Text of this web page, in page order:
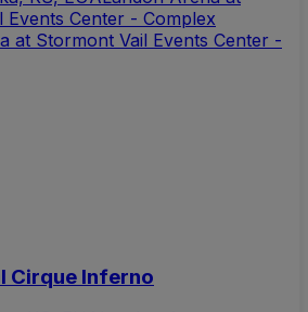
Events Center - Complex
at Stormont Vail Events Center -
Cirque Inferno